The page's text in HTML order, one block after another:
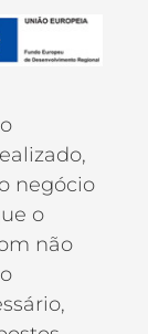
negócio
o
não